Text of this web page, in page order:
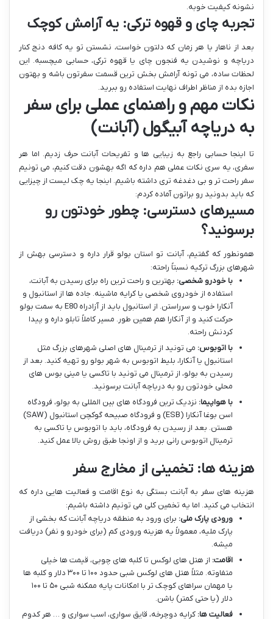
نشونه کیفیت خوبه.
تجربه چای و قهوه ترکی: یه آرامش کوچک
بعد از ناهار یا هر زمان که دلتون خواست، نشستن تو یه کافه دنج کنار
دریاچه و نوشیدن یه فنجون چای یا قهوه ترکی، حسابی میچسبه. این
لحظات ساده، می تونه آرامش بخش ترین قسمت سفرتون باشه و بهتون
اجازه بده از مناظر اطراف نهایت استفاده رو ببرید.
نکات مهم و راهنمای عملی برای سفر
به دریاچه آبیگول (آبانت)
تا اینجا حسابی راجع به زیبایی ها و تفریحات آبانت حرف زدیم. اما هر
سفری، یه سری نکات عملی هم داره که اگه بهشون دقت کنیم، می تونیم
سفر راحت تر و بی دغدغه تری داشته باشیم. اینجا یه چک لیست از چیزایی
که باید بدونید رو براتون آماده کردم:
مسیرهای دسترسی: چطور خودتون رو
برسونید؟
همونطور که گفتیم، آبانت تو استان بولو قرار داره و دسترسی بهش از
شهرهای بزرگ ترکیه نسبتاً راحته:
با خودرو شخصی: بهترین و راحت ترین راه برای رسیدن به آبانت،
استفاده از خودروی شخصی یا کرایه ماشینه. جاده ها از استانبول و
آنکارا خوب و سرراستن. از استانبول باید از آزادراه E80 به سمت بولو
حرکت کنید و از آنکارا هم همین طور. مسیر کاملاً تابلو داره و پیدا
کردنش راحته.
با اتوبوس: می تونید از ترمینال های اصلی شهرهای بزرگ مثل
استانبول یا آنکارا، بلیط اتوبوس به شهر بولو رو تهیه کنید. بعد از
رسیدن به بولو، از ترمینال می تونید با تاکسی یا مینی بوس های
محلی خودتون رو به دریاچه آبانت برسونید.
با هواپیما: نزدیک ترین فرودگاه های بین المللی به بولو، فرودگاه
اسن بوغا آنکارا (ESB) و فرودگاه صبیحه گوکچن استانبول (SAW)
هستن. بعد از رسیدن به فرودگاه، باید با اتوبوس یا تاکسی به
ترمینال اتوبوس رانی برید و از اونجا طبق روش بالا عمل کنید.
هزینه ها: تخمینی از مخارج سفر
هزینه های سفر به آبانت بستگی به نوع اقامت و فعالیت هایی داره که
انتخاب می کنید. اما یه تخمین کلی می تونیم داشته باشیم:
ورودی پارک ملی: برای ورود به منطقه دریاچه آبانت که بخشی از
پارک ملیه، معمولاً یه هزینه ورودی کم (برای خودرو و نفر) دریافت
میشه.
اقامت: از هتل های لوکس تا کلبه های چوبی، قیمت ها خیلی
متفاوته. مثلاً هتل های لوکس شبی حدود ۱۰۰ تا ۳۰۰ دلار و کلبه ها
یا مهمان سراهای کوچک تر با امکانات پایه ممکنه شبی ۵۰ تا ۱۰۰
دلار (یا حتی کمتر) باشن.
فعالیت ها: کرایه دوچرخه، قایق سواری، اسب سواری و … هر کدوم